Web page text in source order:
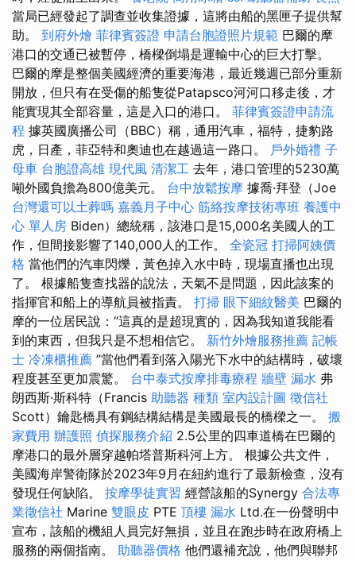
當局已經發起了調查並收集證據，這將由船的黑匣子提供幫
助。 到府外燴 菲律賓簽證 申請台胞證照片規範 巴爾的摩
港口的交通已被暫停，橋樑倒塌是運輸中心的巨大打擊。
巴爾的摩是整個美國經濟的重要海港，最近幾週已部分重新
開放，但只有在受傷的船隻從Patapsco河河口移走後，才
能實現其全部容量，這是入口的港口。 菲律賓簽證申請流
程 據英國廣播公司（BBC）稱，通用汽車，福特，捷豹路
虎，日產，菲亞特和奧迪也在越過這一路口。 戶外婚禮 子
母車 台胞證高雄 現代風 清潔工 去年，港口管理的5230萬
噸外國負擔為800億美元。 台中放鬆按摩 據喬·拜登（Joe
台灣還可以土葬嗎 嘉義月子中心 筋絡按摩技術專班 養護中
心 單人房 Biden）總統稱，該港口是15,000名美國人的工
作，但間接影響了140,000人的工作。 全瓷冠 打掃阿姨價
格 當他們的汽車閃爍，黃色掉入水中時，現場直播也出現
了。 根據船隻查找器的說法，天氣不是問題，因此該案的
指揮官和船上的導航員被指責。 打掃 眼下細紋醫美 巴爾的
摩的一位居民說：“這真的是超現實的，因為我知道我能看
到的東西，但我只是不想相信它。 新竹外燴服務推薦 記帳
士 冷凍櫃推薦 ”當他們看到落入陽光下水中的結構時，破壞
程度甚至更加震驚。 台中泰式按摩排毒療程 牆壁 漏水 弗
朗西斯·斯科特（Francis 助聽器 種類 室內設計圖 徵信社
Scott）鑰匙橋具有鋼結構結構是美國最長的橋樑之一。 搬
家費用 辦護照 偵探服務介紹 2.5公里的四車道橋在巴爾的
摩港口的最外層穿越帕塔普斯科河上方。 根據公共文件，
美國海岸警衛隊於2023年9月在紐約進行了最新檢查，沒有
發現任何缺陷。 按摩學徒實習 經營該船的Synergy 合法專
業徵信社 Marine 雙眼皮 PTE 頂樓 漏水 Ltd.在一份聲明中
宣布，該船的機組人員完好無損，並且在跑步時在政府橋上
服務的兩個指南。 助聽器價格 他們還補充說，他們與聯邦